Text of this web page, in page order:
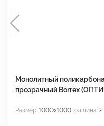
Монолитный
прозрачный Borrex
Размер 1000x1000Толщина